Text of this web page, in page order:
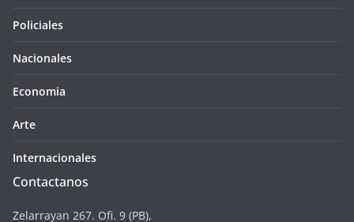
Policiales
Nacionales
Economia
Arte
Internacionales
Contactanos
Zelarrayan 267. Ofi. 9 (PB),